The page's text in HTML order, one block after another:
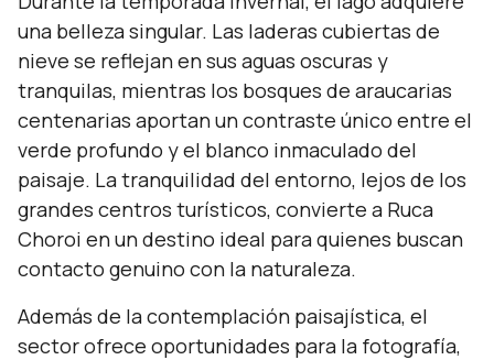
una belleza singular. Las laderas cubiertas de
nieve se reflejan en sus aguas oscuras y
tranquilas, mientras los bosques de araucarias
centenarias aportan un contraste único entre el
verde profundo y el blanco inmaculado del
paisaje. La tranquilidad del entorno, lejos de los
grandes centros turísticos, convierte a Ruca
Choroi en un destino ideal para quienes buscan
contacto genuino con la naturaleza.
Además de la contemplación paisajística, el
sector ofrece oportunidades para la fotografía,